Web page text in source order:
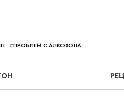
#ПРОБЛЕМ С АЛКОХОЛА